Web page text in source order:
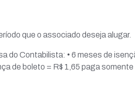
que o associado deseja alugar.
do Contabilista: • 6 meses de
de boleto = R$ 1,65 paga somente